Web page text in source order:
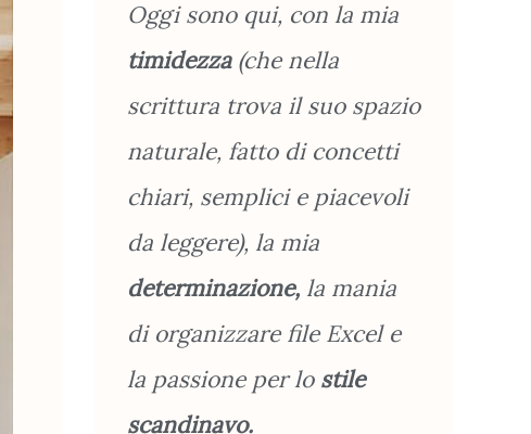
Oggi sono qui, con la mia
timidezza (che nella
scrittura trova il suo spazio
naturale, fatto di concetti
chiari, semplici e piacevoli
da leggere), la mia
determinazione, la mania
di organizzare file Excel e
la passione per lo stile
scandinavo.